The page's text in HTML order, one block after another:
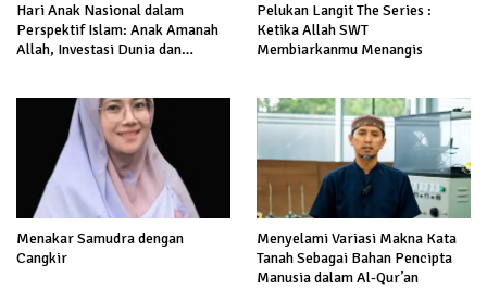
Hari Anak Nasional dalam
Perspektif Islam: Anak Amanah
Allah, Investasi Dunia dan
Pelukan Langit The Series :
Ketika Allah SWT
Membiarkanmu Menangis
Menakar Samudra dengan
Cangkir
Menyelami Variasi Makna Kata
Tanah Sebagai Bahan Pencipta
Manusia dalam Al-Qur’an